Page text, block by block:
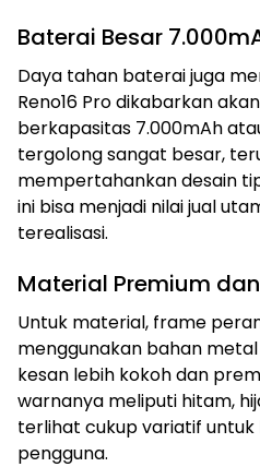
Baterai Besar
Daya tahan baterai juga
Reno16 Pro dikabarkan
berkapasitas 7.000mAh
tergolong sangat besar,
mempertahankan desain
ini bisa menjadi nilai jual
terealisasi.
Material Premium
Untuk material, frame
menggunakan bahan
kesan lebih kokoh dan
warnanya meliputi hitam,
terlihat cukup variatif
pengguna.